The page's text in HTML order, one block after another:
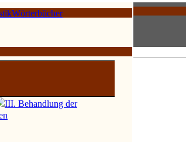
Wörterbücher
III. Behandlung der